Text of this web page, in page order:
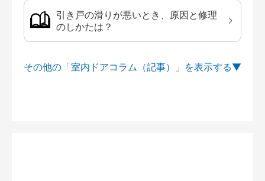
引き戸の滑りが悪いとき、原因と修理
のしかたは？
その他の「室内ドアコラム（記事）」を